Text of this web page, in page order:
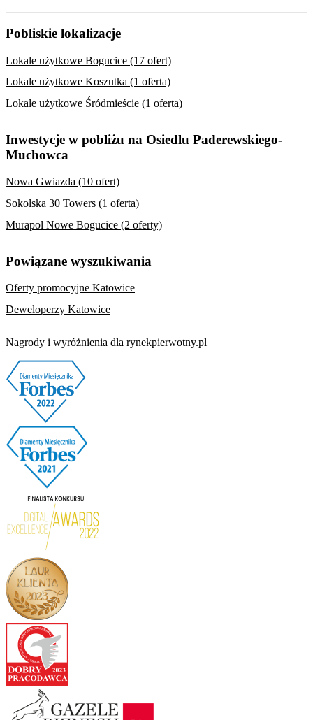
Pobliskie lokalizacje
Lokale użytkowe Bogucice (17 ofert)
Lokale użytkowe Koszutka (1 oferta)
Lokale użytkowe Śródmieście (1 oferta)
Inwestycje w pobliżu na Osiedlu Paderewskiego-
Muchowca
Nowa Gwiazda (10 ofert)
Sokolska 30 Towers (1 oferta)
Murapol Nowe Bogucice (2 oferty)
Powiązane wyszukiwania
Oferty promocyjne Katowice
Deweloperzy Katowice
Nagrody i wyróżnienia dla rynekpierwotny.pl